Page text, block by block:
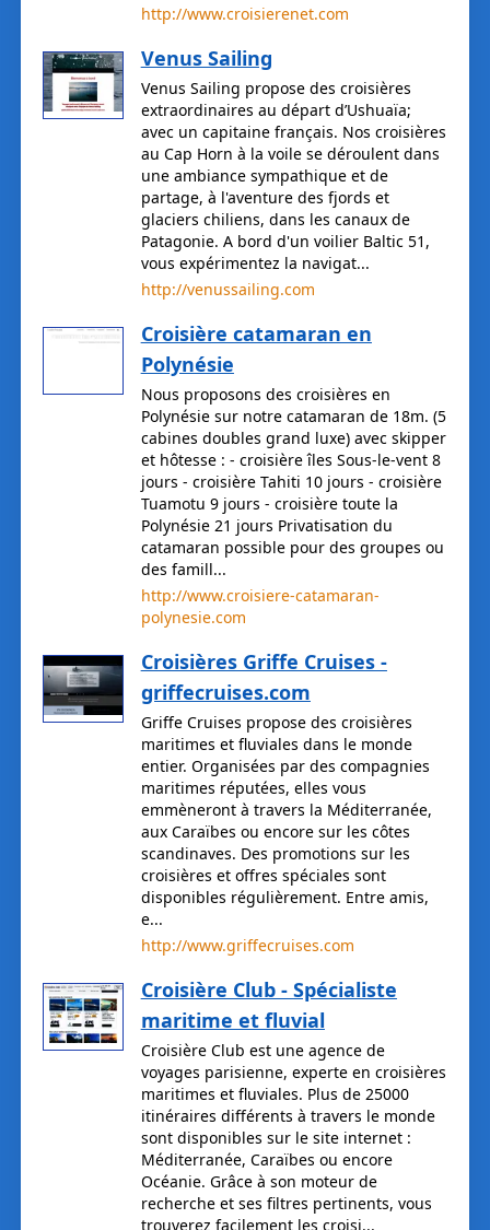
http://www.croisierenet.com
Venus Sailing
Venus Sailing propose des croisières
extraordinaires au départ d’Ushuaïa;
avec un capitaine français. Nos croisières
au Cap Horn à la voile se déroulent dans
une ambiance sympathique et de
partage, à l'aventure des fjords et
glaciers chiliens, dans les canaux de
Patagonie. A bord d'un voilier Baltic 51,
vous expérimentez la navigat...
http://venussailing.com
Croisière catamaran en
Polynésie
Nous proposons des croisières en
Polynésie sur notre catamaran de 18m. (5
cabines doubles grand luxe) avec skipper
et hôtesse : - croisière îles Sous-le-vent 8
jours - croisière Tahiti 10 jours - croisière
Tuamotu 9 jours - croisière toute la
Polynésie 21 jours Privatisation du
catamaran possible pour des groupes ou
des famill...
http://www.croisiere-catamaran-
polynesie.com
Croisières Griffe Cruises -
griffecruises.com
Griffe Cruises propose des croisières
maritimes et fluviales dans le monde
entier. Organisées par des compagnies
maritimes réputées, elles vous
emmèneront à travers la Méditerranée,
aux Caraïbes ou encore sur les côtes
scandinaves. Des promotions sur les
croisières et offres spéciales sont
disponibles régulièrement. Entre amis,
e...
http://www.griffecruises.com
Croisière Club - Spécialiste
maritime et fluvial
Croisière Club est une agence de
voyages parisienne, experte en croisières
maritimes et fluviales. Plus de 25000
itinéraires différents à travers le monde
sont disponibles sur le site internet :
Méditerranée, Caraïbes ou encore
Océanie. Grâce à son moteur de
recherche et ses filtres pertinents, vous
trouverez facilement les croisi...